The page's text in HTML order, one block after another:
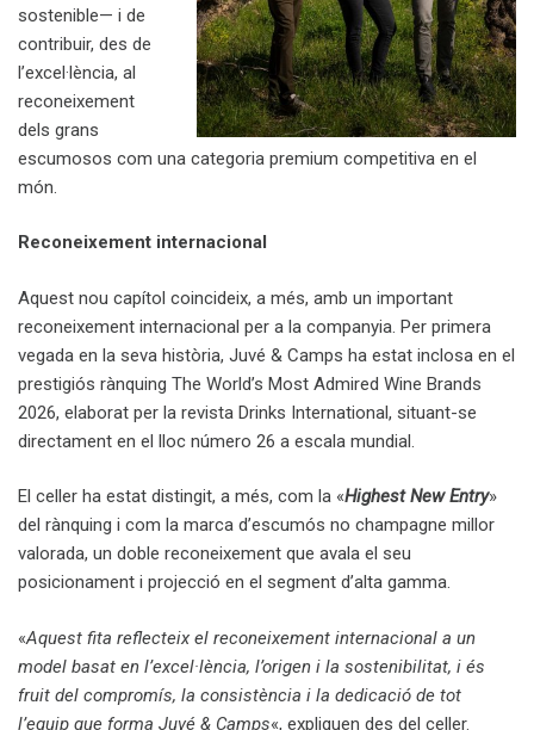
sostenible— i de
contribuir, des de
l’excel·lència, al
reconeixement
dels grans
escumosos com una categoria premium competitiva en el
món.
Reconeixement internacional
Aquest nou capítol coincideix, a més, amb un important
reconeixement internacional per a la companyia. Per primera
vegada en la seva història, Juvé & Camps ha estat inclosa en el
prestigiós rànquing The World’s Most Admired Wine Brands
2026, elaborat per la revista Drinks International, situant-se
directament en el lloc número 26 a escala mundial.
El celler ha estat distingit, a més, com la «Highest New Entry»
del rànquing i com la marca d’escumós no champagne millor
valorada, un doble reconeixement que avala el seu
posicionament i projecció en el segment d’alta gamma.
«Aquest fita reflecteix el reconeixement internacional a un
model basat en l’excel·lència, l’origen i la sostenibilitat, i és
fruit del compromís, la consistència i la dedicació de tot
l’equip que forma Juvé & Camps«, expliquen des del celler.